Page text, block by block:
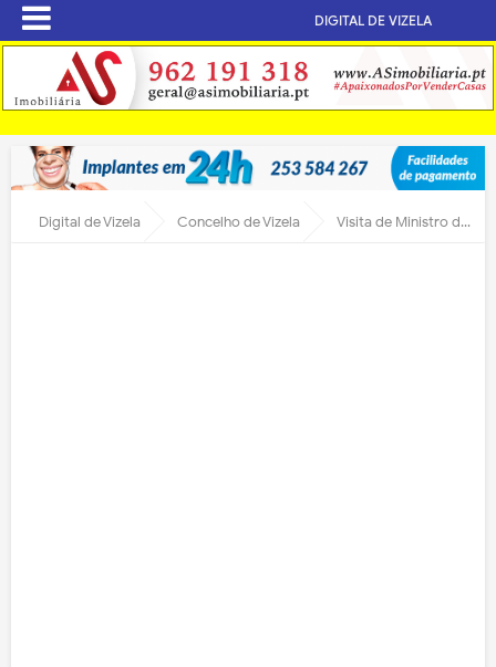
DIGITAL DE VIZELA
Digital de Vizela Concelho de Vizela Visita de Ministro da Economia antecipada para as 15 horas